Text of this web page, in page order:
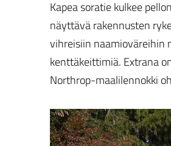
Kapea soratie kulkee
näyttävä rakennusten
vihreisiin naamioväreihin
kenttäkeittimiä. Extrana
Northrop-maalilennokki